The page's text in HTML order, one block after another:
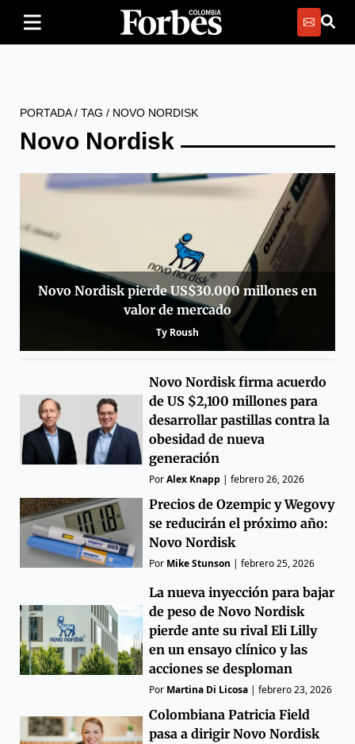
PORTADA/ TAG / NOVO NORDISK
Novo Nordisk
Novo Nordisk pierde US$30.000 millones en
valor de mercado
Ty Roush
Novo Nordisk firma acuerdo
de US $2,100 millones para
desarrollar pastillas contra la
obesidad de nueva
generación
PorAlex Knapp |febrero 26, 2026
Precios de Ozempic y Wegovy
se reducirán el próximo año:
Novo Nordisk
Por Mike Stunson |febrero 25, 2026
La nueva inyección para bajar
de peso de Novo Nordisk
pierde ante su rival Eli Lilly
en un ensayo clínico y las
acciones se desploman
Por Martina Di Licosa |febrero 23, 2026
Colombiana Patricia Field
pasa a dirigir Novo Nordisk